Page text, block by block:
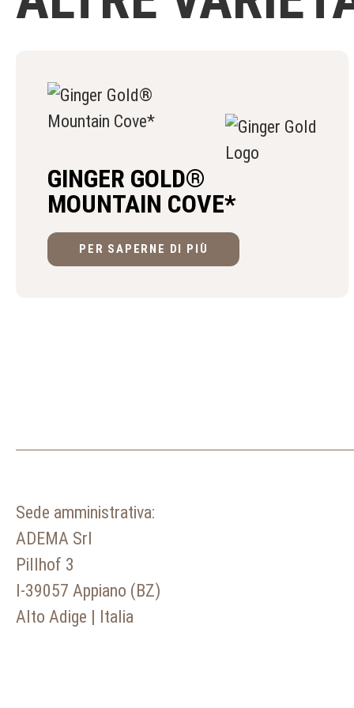
GINGER GOLD®
MOUNTAIN COVE*
PER SAPERNE DI PIÙ
Sede amministrativa:
ADEMA Srl
Pillhof 3
I-39057 Appiano (BZ)
Alto Adige | Italia